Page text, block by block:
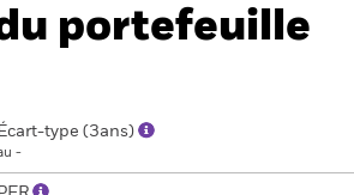
portefeuille
Écart-type (3ans)
-